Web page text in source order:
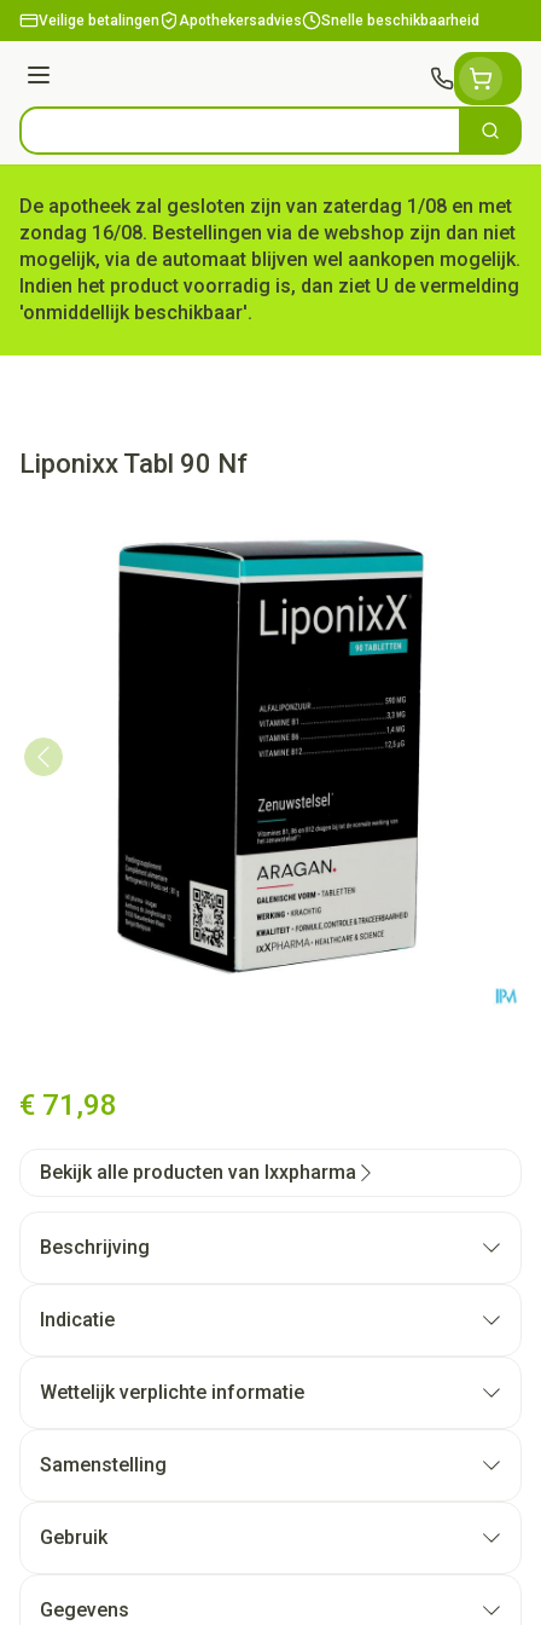
Ga naar de inhoud
Veilige betalingen Apothekersadvies Snelle beschikbaarheid
Menu
Product, merk, categorie... Zoek
De apotheek zal gesloten zijn van zaterdag 1/08 en met
zondag 16/08. Bestellingen via de webshop zijn dan niet
mogelijk, via de automaat blijven wel aankopen mogelijk.
Indien het product voorradig is, dan ziet U de vermelding
'onmiddellijk beschikbaar'.
Liponixx Tabl 90 Nf
€ 71,98
Bekijk alle producten van Ixxpharma
Beschrijving
Indicatie
Wettelijk verplichte informatie
Samenstelling
Gebruik
Gegevens